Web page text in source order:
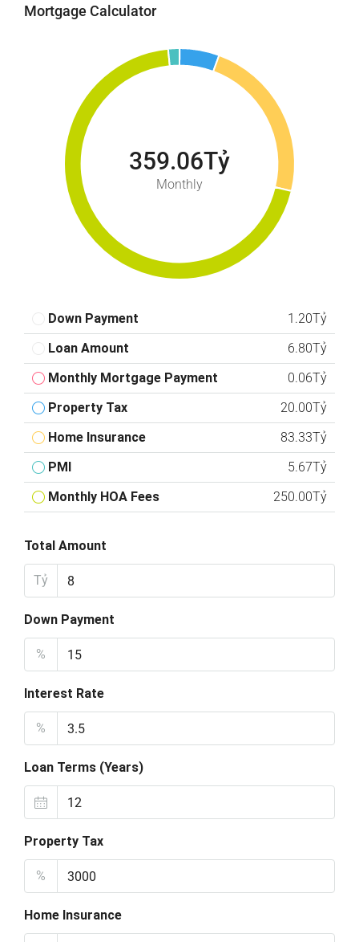
Mortgage Calculator
359.06Tỷ
Monthly
Down Payment
1.20Tỷ
Loan Amount
6.80Tỷ
Monthly Mortgage Payment
0.06Tỷ
Property Tax
20.00Tỷ
Home Insurance
83.33Tỷ
PMI
5.67Tỷ
Monthly HOA Fees
250.00Tỷ
Total Amount
Tỷ
Down Payment
%
Interest Rate
%
Loan Terms (Years)
Property Tax
%
Home Insurance